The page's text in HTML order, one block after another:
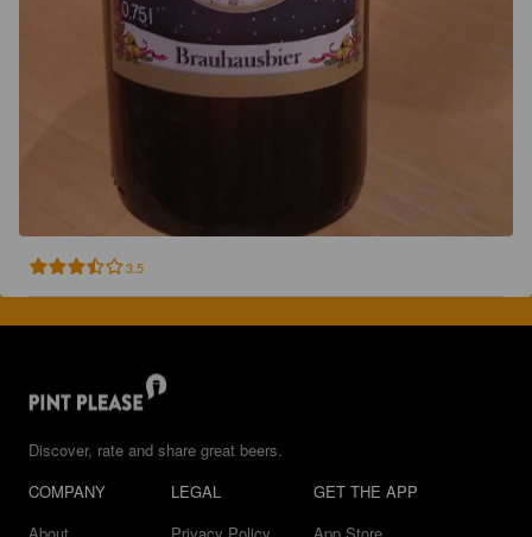
3.5
Discover, rate and share great beers.
COMPANY
LEGAL
GET THE APP